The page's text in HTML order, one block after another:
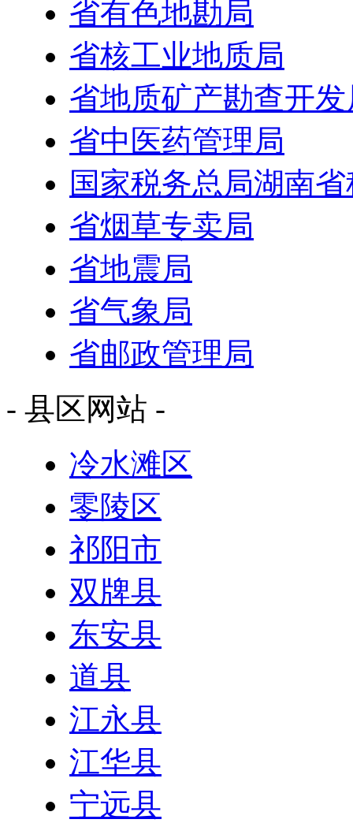
省有色地勘局
省核工业地质局
省地质矿产勘查开发
省中医药管理局
国家税务总局湖南
省烟草专卖局
省地震局
省气象局
省邮政管理局
- 县区网站 -
冷水滩区
零陵区
祁阳市
双牌县
东安县
道县
江永县
江华县
宁远县